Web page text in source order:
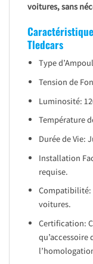
voitures, sans
Tledcars
Type
Tension de
Luminosité:
Température
Durée de Vie:
Installation
requise.
Compatibilité:
voitures.
Certification:
qu’accessoire